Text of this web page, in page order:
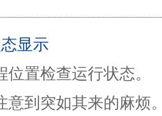
显示
置检查运行状态。
意到突如其来的麻烦